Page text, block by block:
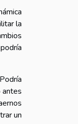
la
antes
un